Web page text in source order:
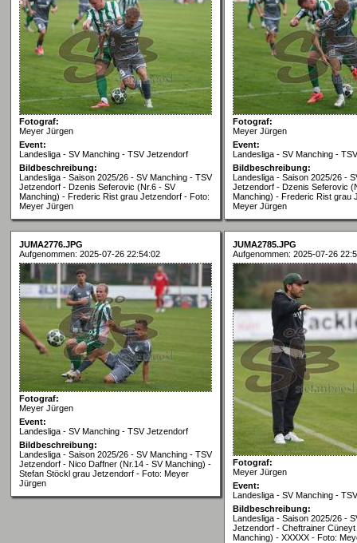
Fotograf:
Meyer Jürgen
Event:
Landesliga - SV Manching - TSV Jetzendorf
Bildbeschreibung:
Landesliga - Saison 2025/26 - SV Manching - TSV
Jetzendorf - Dzenis Seferovic (Nr.6 - SV
Manching) - Frederic Rist grau Jetzendorf - Foto:
Meyer Jürgen
Fotograf:
Meyer Jürgen
Event:
Landesliga - SV Manching -
Bildbeschreibung:
Landesliga - Saison 2025/26 -
Jetzendorf - Dzenis Seferovic
Manching) - Frederic Rist grau
Meyer Jürgen
JUMA2776.JPG
Aufgenommen: 2025-07-26 22:54:02
Fotograf:
Meyer Jürgen
Event:
Landesliga - SV Manching - TSV Jetzendorf
Bildbeschreibung:
Landesliga - Saison 2025/26 - SV Manching - TSV
Jetzendorf - Nico Daffner (Nr.14 - SV Manching) -
Stefan Stöckl grau Jetzendorf - Foto: Meyer
Jürgen
JUMA2785.JPG
Aufgenommen: 2025-07-26
Fotograf:
Meyer Jürgen
Event:
Landesliga - SV Manching -
Bildbeschreibung:
Landesliga - Saison 2025/26 -
Jetzendorf - Cheftrainer
Manching) - XXXXX - Foto: